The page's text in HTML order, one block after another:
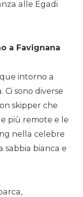
alle Egadi
a Favignana
intorno a
sono diverse
skipper che
più remote e le
nella celebre
sabbia bianca e